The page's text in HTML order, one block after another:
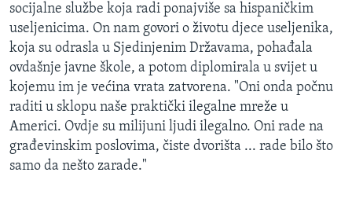
socijalne službe koja radi ponajviše sa hispaničkim
useljenicima. On nam govori o životu djece useljenika,
koja su odrasla u Sjedinjenim Državama, pohađala
ovdašnje javne škole, a potom diplomirala u svijet u
kojemu im je većina vrata zatvorena. "Oni onda počnu
raditi u sklopu naše praktički ilegalne mreže u
Americi. Ovdje su milijuni ljudi ilegalno. Oni rade na
građevinskim poslovima, čiste dvorišta ... rade bilo što
samo da nešto zarade."